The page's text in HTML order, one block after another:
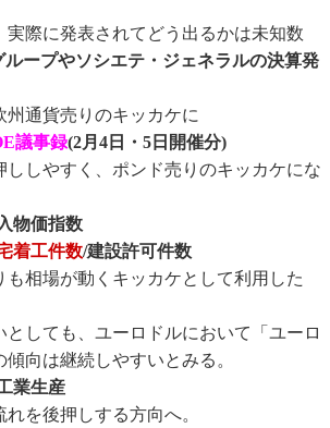
実際に発表されてどう出るかは未知数
ループやソシエテ・ジェネラルの決算発
州通貨売りのキッカケに
議事録(2月4日・5日開催分)
ししやすく、ポンド売りのキッカケにな
物価指数
着工件数/建設許可件数
も相場が動くキッカケとして利用した
としても、ユーロドルにおいて「ユーロ
向は継続しやすいとみる。
業生産
を後押しする方向へ。